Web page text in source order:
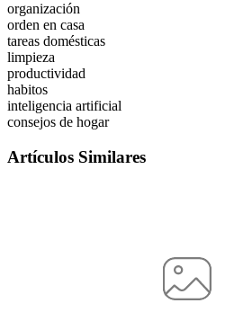
organización
orden en casa
tareas domésticas
limpieza
productividad
habitos
inteligencia artificial
consejos de hogar
Artículos Similares